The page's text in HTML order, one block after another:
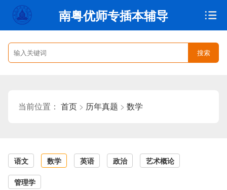
南粤优师专插本辅导
搜索
当前位置： 首页 > 历年真题 > 数学
语文 数学 英语 政治 艺术概论
管理学